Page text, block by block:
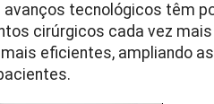
avanços tecnológicos têm
cirúrgicos cada vez
eficientes, ampliando